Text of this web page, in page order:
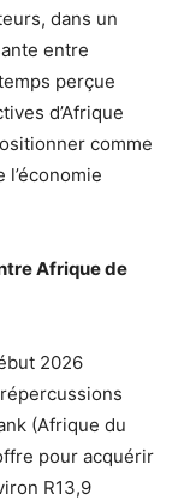
dans un
entre
perçue
d’Afrique
comme
Afrique de
2026
répercussions
(Afrique du
pour acquérir
R13,9